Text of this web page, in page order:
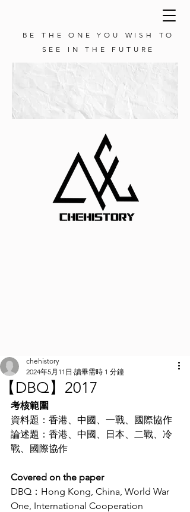
BE THE ONE YOU WISH TO
SEE IN THE FUTURE
【DBQ】2017
chehistory
2024年5月11日 讀畢需時 1 分鐘
考核範圍
資料題：香港、中國、一戰、國際協作
論述題：香港、中國、日本、二戰、冷
戰、國際協作
Covered on the paper
DBQ：Hong Kong, China, World War
One, International Cooperation